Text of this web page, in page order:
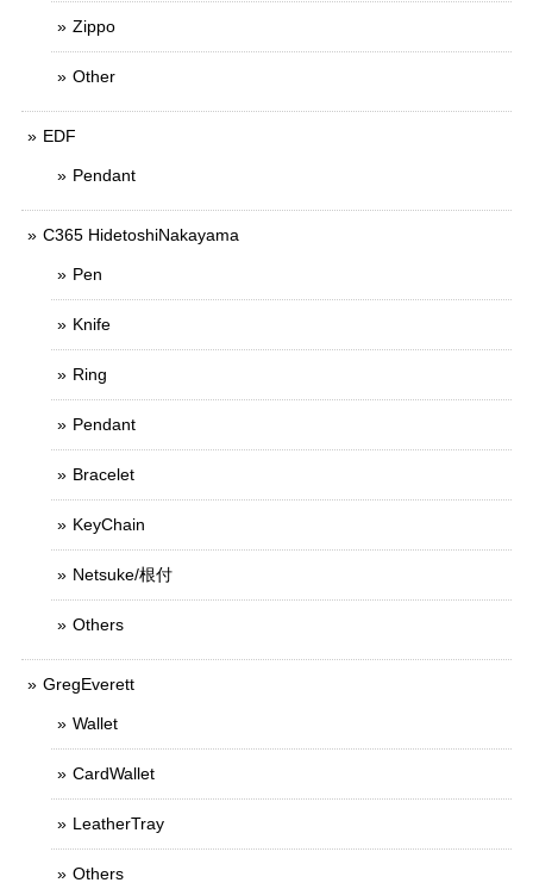
Zippo
Other
EDF
Pendant
C365 HidetoshiNakayama
Pen
Knife
Ring
Pendant
Bracelet
KeyChain
Netsuke/根付
Others
GregEverett
Wallet
CardWallet
LeatherTray
Others